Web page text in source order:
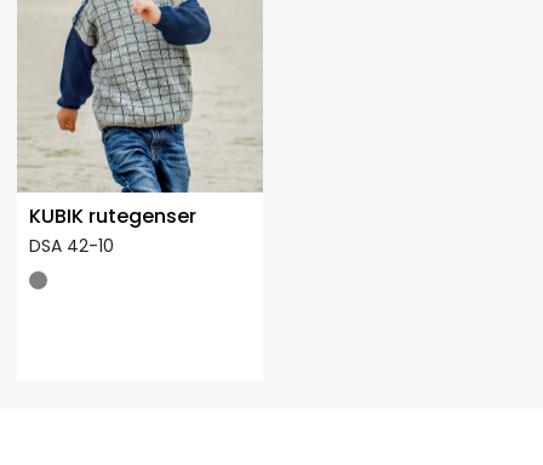
KUBIK rutegenser
DSA 42-10